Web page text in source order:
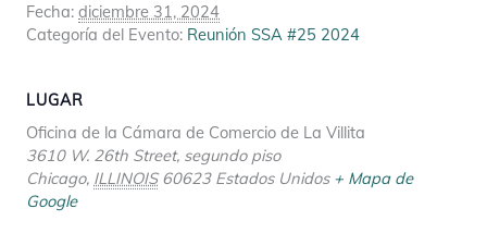
Fecha: diciembre 31, 2024
Categoría del Evento: Reunión SSA #25 2024
LUGAR
Oficina de la Cámara de Comercio de La Villita
3610 W. 26th Street, segundo piso
Chicago, ILLINOIS 60623 Estados Unidos + Mapa de
Google